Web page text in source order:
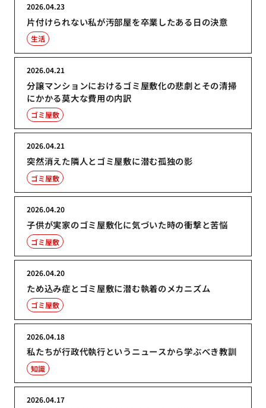
片付けられない私が汚部屋を卒業したある日の決意
2026.04.23
生活
分譲マンションにおけるゴミ屋敷化の悲劇とその清掃
にかかる莫大な費用の内訳
2026.04.21
ゴミ屋敷
突然消えた隣人とゴミ屋敷に潜む孤独の影
2026.04.21
ゴミ屋敷
子供が実家のゴミ屋敷化に気づいた時の衝撃と苦悩
2026.04.20
ゴミ屋敷
ため込み症とゴミ屋敷に潜む執着のメカニズム
2026.04.20
ゴミ屋敷
私たちが行政代執行というニュースから学ぶべき教訓
2026.04.18
知識
2026.04.17